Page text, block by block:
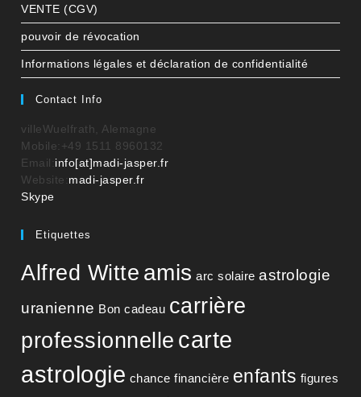
VENTE (CGV)
pouvoir de révocation
Informations légales et déclaration de confidentialité
Contact Info
villeWuelfrath, Alemagne
Mobile: +49 1511 8960132
Email: info[at]madi-jasper.frS’ouvre
Website: madi-jasper.fr
SkypeS’ouvre
votre
Etiquettes
Alfred Witte amis arc solaire astrologie
uranienne Bon cadeau carrière
professionnelle carte
astrologie chance financière enfants figures